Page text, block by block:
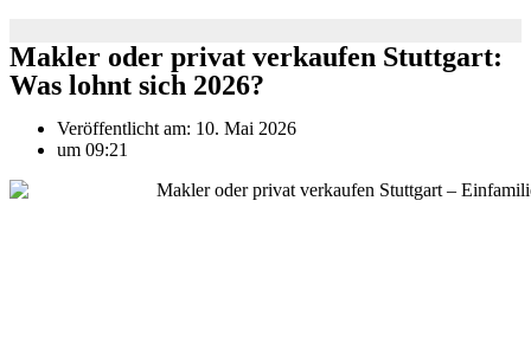
Makler oder privat verkaufen Stuttgart:
Was lohnt sich 2026?
Veröffentlicht am: 10. Mai 2026
um 09:21